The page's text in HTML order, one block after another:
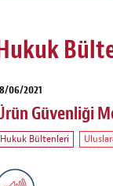
06/2021
Güvenliği
Hukuk Bültenleri